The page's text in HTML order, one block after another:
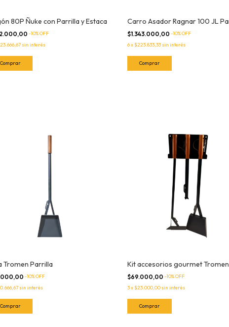
80P Ñuke con Parrilla y Estaca
-10% OFF
sin interés
Carro Asador Ragnar 100 JL
$1.343.000,00 -10% OFF
6x$223.833,33 sin interés
Tromen Parrilla
-10% OFF
sin interés
Kit accesorios gourmet Tromen
$69.000,00 -10% OFF
3x$23.000,00 sin interés